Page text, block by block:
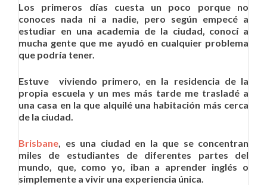
Los primeros días cuesta un poco porque no
conoces nada ni a nadie, pero según empecé a
estudiar en una academia de la ciudad, conocí a
mucha gente que me ayudó en cualquier problema
que podría tener.
Estuve viviendo primero, en la residencia de la
propia escuela y un mes más tarde me trasladé a
una casa en la que alquilé una habitación más cerca
de la ciudad.
Brisbane, es una ciudad en la que se concentran
miles de estudiantes de diferentes partes del
mundo, que, como yo, iban a aprender inglés o
simplemente a vivir una experiencia única.